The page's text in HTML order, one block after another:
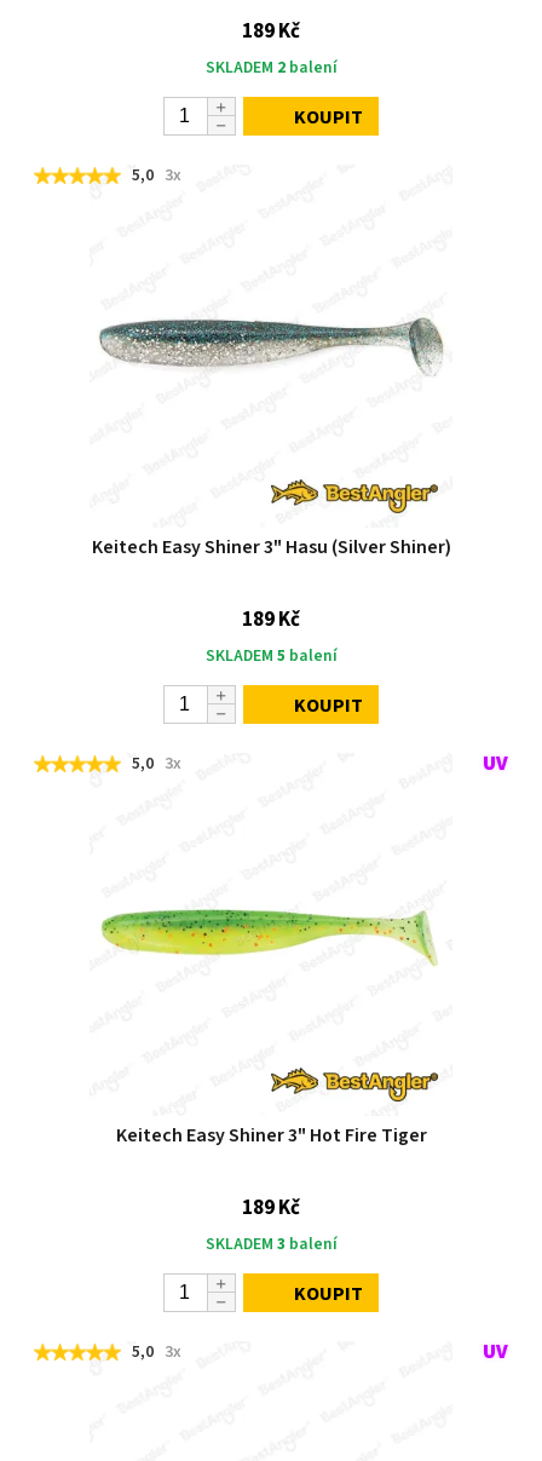
189 Kč
SKLADEM 2balení
KOUPIT
5,0 3x
Keitech Easy Shiner 3" Hasu (Silver Shiner)
189 Kč
SKLADEM 5 balení
KOUPIT
5,0 3x
Keitech Easy Shiner 3" Hot Fire Tiger
189 Kč
SKLADEM 3 balení
KOUPIT
5,0 3x